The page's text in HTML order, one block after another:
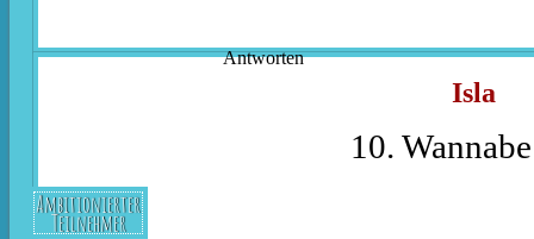
Antworten
Isla
10.
Ambitionierter
Teilnehmer